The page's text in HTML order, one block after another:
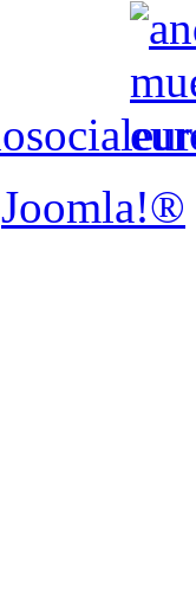
Joomla!®